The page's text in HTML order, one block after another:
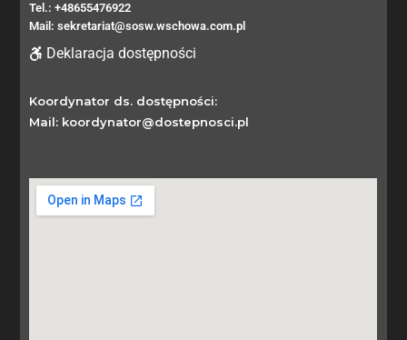
Tel.: +48655476922
Mail: sekretariat@sosw.wschowa.com.pl
Deklaracja dostępności
Koordynator ds. dostępności:
Mail: koordynator@dostepnosci.pl